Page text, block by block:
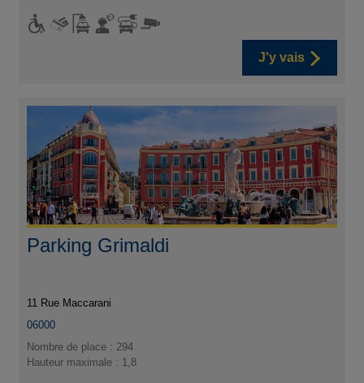
J'y vais
Parking Grimaldi
11 Rue Maccarani
06000
Nombre de place : 294
Hauteur maximale : 1,8